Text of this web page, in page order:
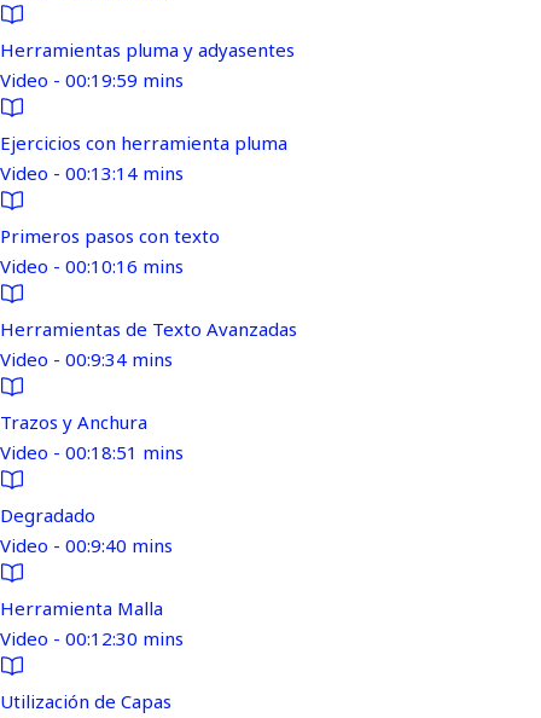
Herramientas pluma y adyasentes
Video - 00:19:59 mins
Ejercicios con herramienta pluma
Video - 00:13:14 mins
Primeros pasos con texto
Video - 00:10:16 mins
Herramientas de Texto Avanzadas
Video - 00:9:34 mins
Trazos y Anchura
Video - 00:18:51 mins
Degradado
Video - 00:9:40 mins
Herramienta Malla
Video - 00:12:30 mins
Utilización de Capas